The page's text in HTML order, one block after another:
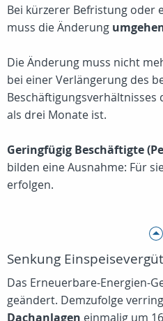
Bei kürzerer Befristung oder
muss die Änderung
Die Änderung muss nicht
bei einer Verlängerung des
Beschäftigungsverhältnisses
als drei Monate ist.
Geringfügig Beschäftigte
bilden eine Ausnahme: Für
erfolgen.
Senkung
Das Erneuerbare-Energien-
geändert. Demzufolge
Dachanlagen einmalig um